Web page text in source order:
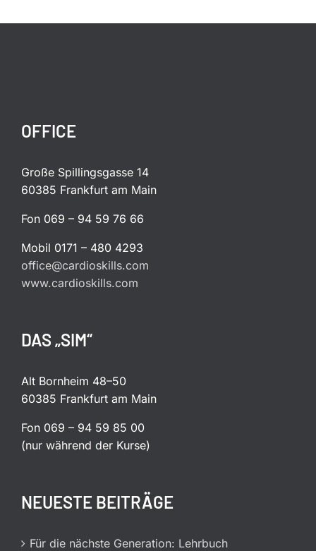
OFFICE
Große Spillingsgasse 14
60385 Frankfurt am Main
Fon 069 – 94 59 76 66
Mobil 0171 – 480 4293
office@cardioskills.com
www.cardioskills.com
DAS „SIM“
Alt Bornheim 48–50
60385 Frankfurt am Main
Fon 069 – 94 59 85 00
(nur während der Kurse)
NEUESTE BEITRÄGE
Für die nächste Generation: Lehrbuch